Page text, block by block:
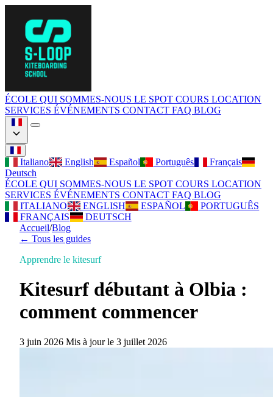
ÉCOLE QUI SOMMES-NOUS LE SPOT COURS LOCATION
SERVICES ÉVÉNEMENTS CONTACT FAQ BLOG
Italiano English Español Português
Français
Deutsch
ÉCOLE QUI SOMMES-NOUS LE SPOT COURS LOCATION
SERVICES ÉVÉNEMENTS CONTACT FAQ BLOG
ITALIANO
ENGLISH ESPAÑOL
PORTUGUÊS
FRANÇAIS
DEUTSCH
Accueil/Blog
← Tous les guides
Apprendre le kitesurf
Kitesurf débutant à Olbia :
comment commencer
3 juin 2026 Mis à jour le 3 juillet 2026